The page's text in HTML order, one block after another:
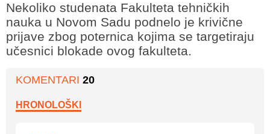
Nekoliko studenata Fakulteta tehničkih
nauka u Novom Sadu podnelo je krivične
prijave zbog poternica kojima se targetiraju
učesnici blokade ovog fakulteta.
KOMENTARI 20
HRONOLOŠKI